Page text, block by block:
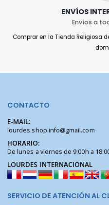
ENVÍOS
Envíos a
Comprar en la Tienda Religiosa
CONTACTO
E-MAIL:
lourdes.shop.info@gmail.com
HORARIO:
De lunes a viernes de 9:00h a
LOURDES INTERNACIONAL
SERVICIO DE ATENCIÓN AL